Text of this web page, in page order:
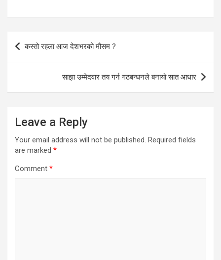
Post
navigation
कस्तो रहला आज देशभरको मौसम ?
साझा उम्मेदवार तय गर्न गठबन्धनले बनायो सात आधार
Leave a Reply
Your email address will not be published. Required fields
are marked *
Comment *